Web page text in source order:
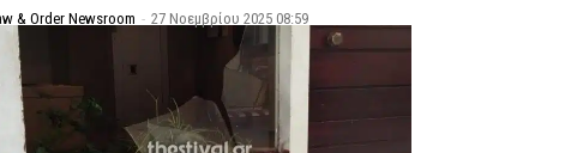
& Order Newsroom - 27 Νοεμβρίου 2025 08:59